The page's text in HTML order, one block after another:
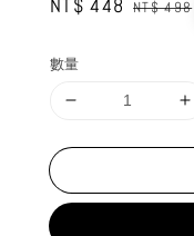
NT$ 498
數量